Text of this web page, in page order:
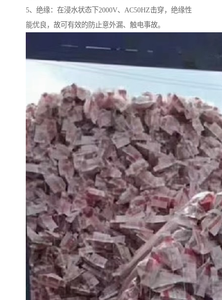
5、绝缘：在浸水状态下2000V、AC50HZ击穿，绝缘性
能优良，故可有效的防止意外漏、触电事故。